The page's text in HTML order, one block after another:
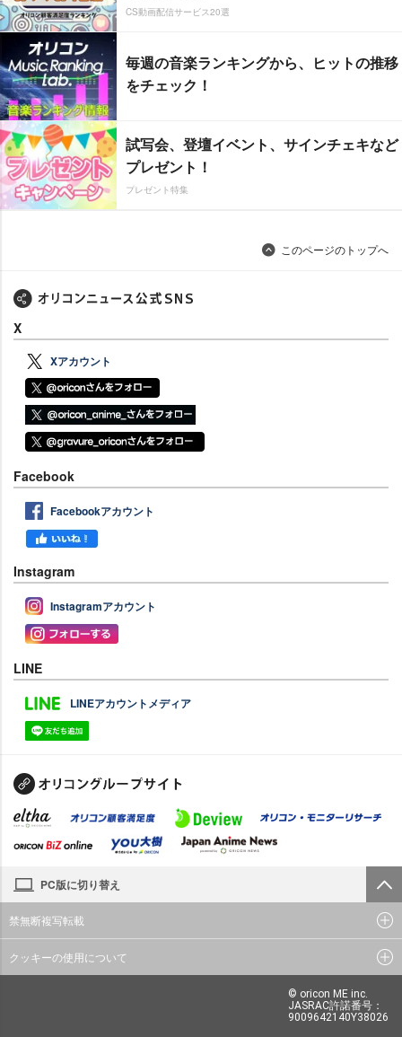
CS動画配信サービス20選
毎週の音楽ランキングから、ヒットの推移
をチェック！
試写会、登壇イベント、サインチェキなど
プレゼント！
プレゼント特集
このページのトップへ
X
Xアカウント
Facebook
Facebookアカウント
Instagram
Instagramアカウント
LINE
LINEアカウントメディア
PC版に切り替え
禁無断複写転載
クッキーの使用について
© oricon ME inc.
JASRAC許諾番号：
9009642140Y38026